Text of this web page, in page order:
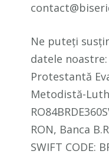
Ne puteți
datele
Protestantă
Metodistă-
RON, Banca
SWIFT CODE: